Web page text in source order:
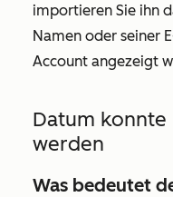
importieren Sie ihn
Namen oder seiner
Account angezeigt
Datum
werden
Was bedeutet